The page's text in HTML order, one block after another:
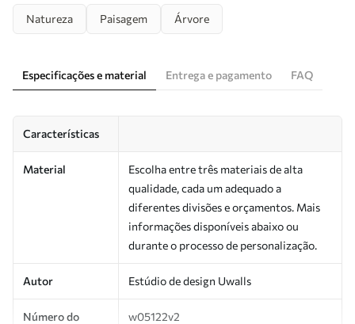
Natureza Paisagem Árvore
Especificações e material Entrega e pagamento FAQ
Características
Material
Escolha entre três materiais de alta
qualidade, cada um adequado a
diferentes divisões e orçamentos. Mais
informações disponíveis abaixo ou
durante o processo de personalização.
Autor Estúdio de design Uwalls
Número do
w05122v2